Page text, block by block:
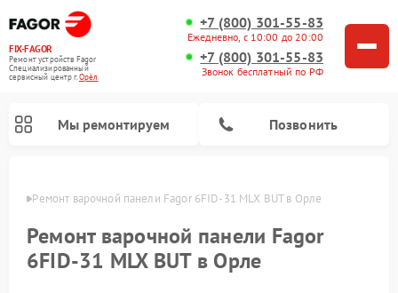
FIX-FAGOR
Ремонт устройств Fagor
Специализированный
cервисный центр г.Орёл
+7 (800) 301-55-83
Ежедневно, с 10:00 до 20:00
+7 (800) 301-55-83
Звонок бесплатный по РФ
Мы ремонтируем Позвонить
Ремонт варочной панели Fagor 6FID-31 MLX BUT в Орле
Ремонт варочной панели Fagor
6FID-31 MLX BUT в Орле